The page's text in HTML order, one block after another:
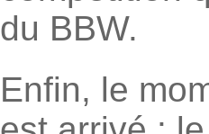
du BBW.
Enfin, le